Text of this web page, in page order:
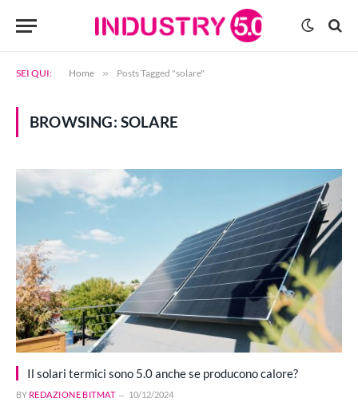
SEI QUI: Home » Posts Tagged "solare"
BROWSING: SOLARE
Il solari termici sono 5.0 anche se producono calore?
BY REDAZIONE BITMAT 10/12/2024